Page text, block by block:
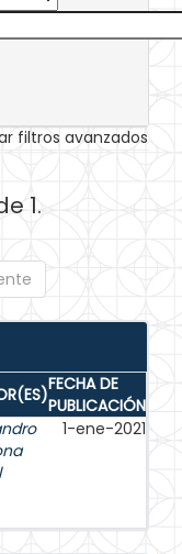
filtros avanzados
1.
FECHA DE
PUBLICACIÓN
1-ene-2021